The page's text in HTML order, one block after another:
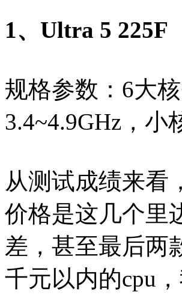
1、Ultra 5 225F
规格参数：6大
3.4~4.9GHz，小
从测试成绩来看
价格是这几个里
差，甚至最后两
千元以内的cpu